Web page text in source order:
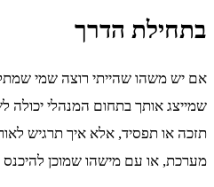
בתחילת הדרך
אם יש משהו שהייתי רוצה שמי
שמייצג אותך בתחום המנהלי יכולה
תזכה או תפסיד, אלא איך תרגיש
מערכת, או עם מישהו שמוכן